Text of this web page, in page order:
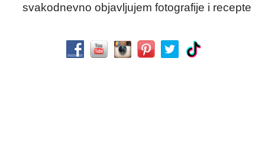
svakodnevno objavljujem fotografije i recepte